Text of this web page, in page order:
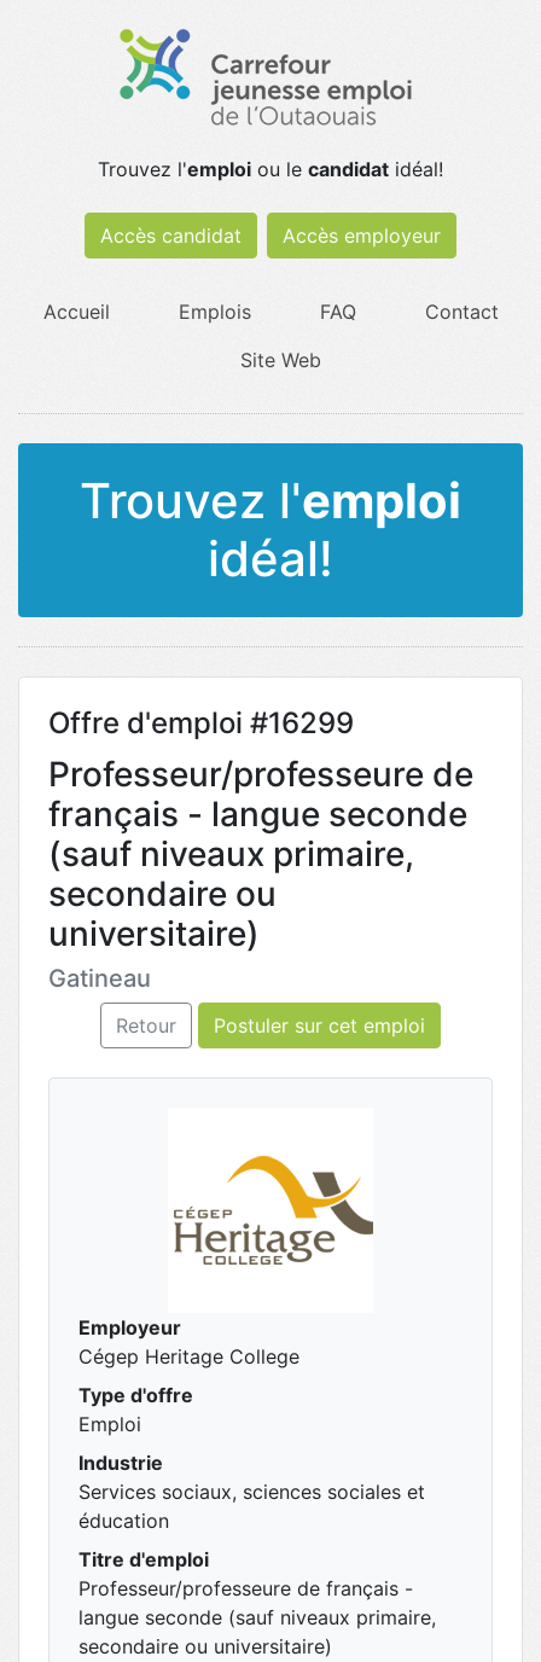
Trouvez l'emploi ou le candidat idéal!
Accès candidat Accès employeur
Accueil Emplois FAQ
Contact
Site Web
Trouvez l'emploi
idéal!
Offre d'emploi #16299
Professeur/professeure de
français - langue seconde
(sauf niveaux primaire,
secondaire ou
universitaire)
Gatineau
Retour Postuler sur cet emploi
Employeur
Cégep Heritage College
Type d'offre
Emploi
Industrie
Services sociaux, sciences sociales et
éducation
Titre d'emploi
Professeur/professeure de français -
langue seconde (sauf niveaux primaire,
secondaire ou universitaire)